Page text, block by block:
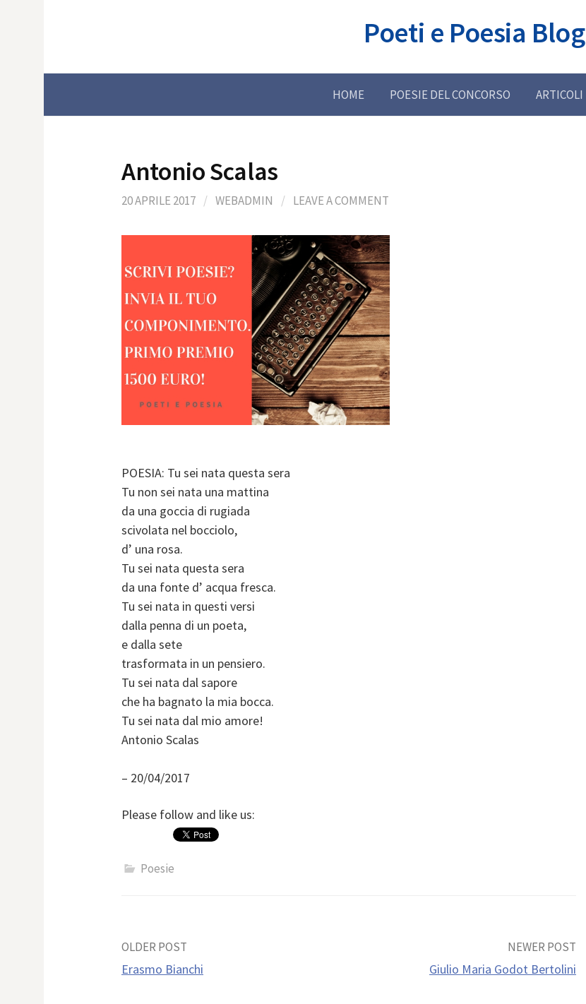
Poeti e Poesia Blog
HOME POESIE DEL CONCORSO ARTICOLI
Antonio Scalas
20 APRILE 2017 / WEBADMIN / LEAVE A COMMENT
POESIA: Tu sei nata questa sera
Tu non sei nata una mattina
da una goccia di rugiada
scivolata nel bocciolo,
d’ una rosa.
Tu sei nata questa sera
da una fonte d’ acqua fresca.
Tu sei nata in questi versi
dalla penna di un poeta,
e dalla sete
trasformata in un pensiero.
Tu sei nata dal sapore
che ha bagnato la mia bocca.
Tu sei nata dal mio amore!
Antonio Scalas
– 20/04/2017
Please follow and like us:
Poesie
Post
OLDER POST
Erasmo Bianchi
NEWER POST
Giulio Maria Godot Bertolini